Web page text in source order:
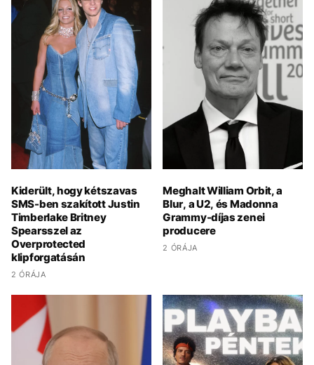
Kiderült, hogy kétszavas
SMS-ben szakított Justin
Timberlake Britney
Spearsszel az
Overprotected
klipforgatásán
2 ÓRÁJA
Meghalt William Orbit, a
Blur, a U2, és Madonna
Grammy-díjas zenei
producere
2 ÓRÁJA